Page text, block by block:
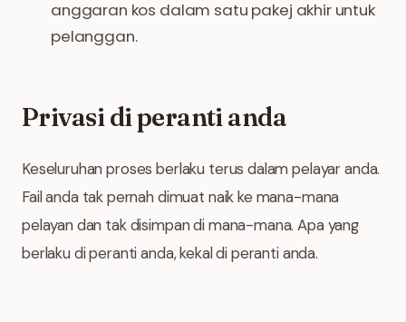
anggaran kos dalam satu pakej akhir untuk
pelanggan.
Privasi di peranti anda
Keseluruhan proses berlaku terus dalam pelayar anda.
Fail anda tak pernah dimuat naik ke mana-mana
pelayan dan tak disimpan di mana-mana. Apa yang
berlaku di peranti anda, kekal di peranti anda.